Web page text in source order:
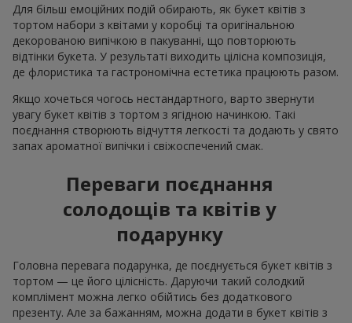
Для більш емоційних подій обирають, як букет квітів з
тортом набори з квітами у коробці та оригінальною
декорованою випічкою в пакуванні, що повторюють
відтінки букета. У результаті виходить цілісна композиція,
де флористика та гастрономічна естетика працюють разом.
Якщо хочеться чогось нестандартного, варто звернути
увагу букет квітів з тортом з ягідною начинкою. Такі
поєднання створюють відчуття легкості та додають у свято
запах ароматної випічки і свіжоспечений смак.
Переваги поєднання
солодощів та квітів у
подарунку
Головна перевага подарунка, де поєднується букет квітів з
тортом — це його цілісність. Даруючи такий солодкий
комплімент можна легко обійтись без додаткового
презенту. Але за бажанням, можна додати в букет квітів з